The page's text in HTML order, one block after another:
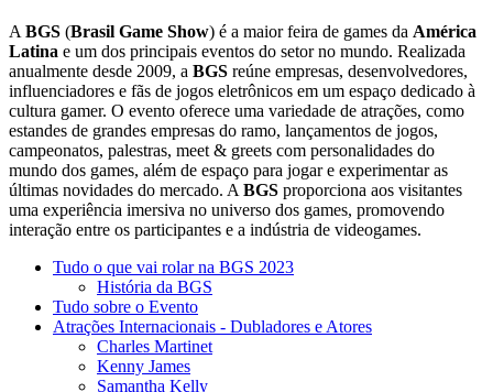
A BGS (Brasil Game Show) é a maior feira de games da América
Latina e um dos principais eventos do setor no mundo. Realizada
anualmente desde 2009, a BGS reúne empresas, desenvolvedores,
influenciadores e fãs de jogos eletrônicos em um espaço dedicado à
cultura gamer. O evento oferece uma variedade de atrações, como
estandes de grandes empresas do ramo, lançamentos de jogos,
campeonatos, palestras, meet & greets com personalidades do
mundo dos games, além de espaço para jogar e experimentar as
últimas novidades do mercado. A BGS proporciona aos visitantes
uma experiência imersiva no universo dos games, promovendo
interação entre os participantes e a indústria de videogames.
Tudo o que vai rolar na BGS 2023
História da BGS
Tudo sobre o Evento
Atrações Internacionais - Dubladores e Atores
Charles Martinet
Kenny James
Samantha Kelly